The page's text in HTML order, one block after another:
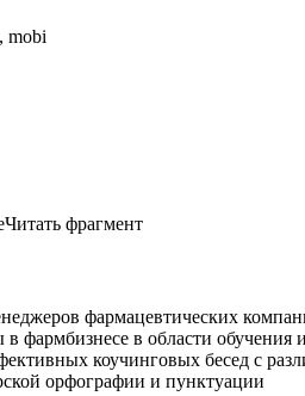
mobi
Читать фрагмент
фармацевтических
фармбизнесе в области
коучинговых бесед с
орфографии и пунктуации